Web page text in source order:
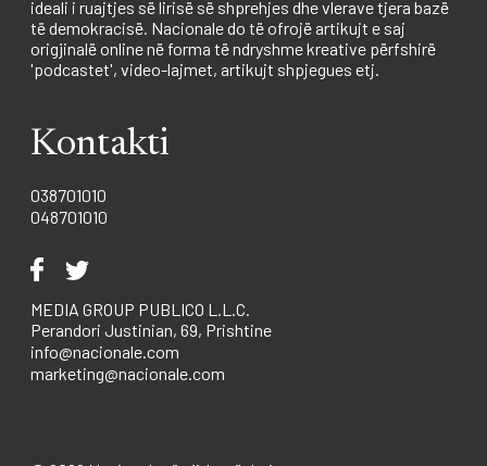
ideali i ruajtjes së lirisë së shprehjes dhe vlerave tjera bazë
të demokracisë. Nacionale do të ofrojë artikujt e saj
origjinalë online në forma të ndryshme kreative përfshirë
'podcastet', video-lajmet, artikujt shpjegues etj.
Kontakti
038701010
048701010
MEDIA GROUP PUBLICO L.L.C.
Perandori Justinian, 69, Prishtine
info@nacionale.com
marketing@nacionale.com